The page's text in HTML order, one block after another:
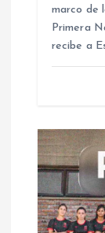
d
a
s
marco de
Primera
recibe a